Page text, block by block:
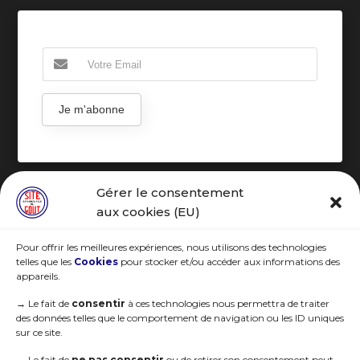
Gérer le consentement
aux cookies (EU)
Pour offrir les meilleures expériences, nous utilisons des technologies
telles que les Cookies pour stocker et/ou accéder aux informations des
appareils.
→ Le fait de consentir à ces technologies nous permettra de traiter
des données telles que le comportement de navigation ou les ID uniques
sur ce site.
Je m'abonne
R.G.P.D